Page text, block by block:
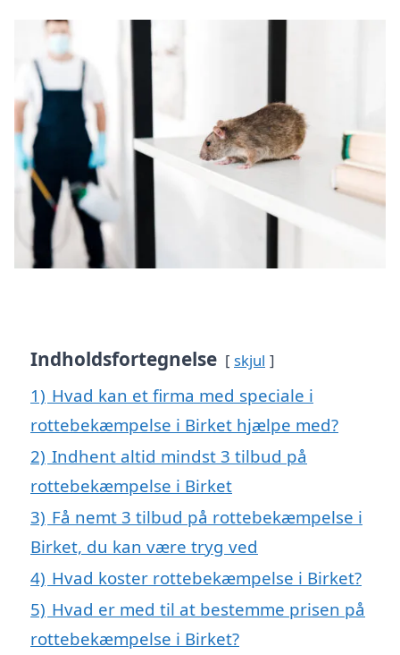
Indholdsfortegnelse skjul
1) Hvad kan et firma med speciale i
rottebekæmpelse i Birket hjælpe med?
2) Indhent altid mindst 3 tilbud på
rottebekæmpelse i Birket
3) Få nemt 3 tilbud på rottebekæmpelse i
Birket, du kan være tryg ved
4) Hvad koster rottebekæmpelse i Birket?
5) Hvad er med til at bestemme prisen på
rottebekæmpelse i Birket?